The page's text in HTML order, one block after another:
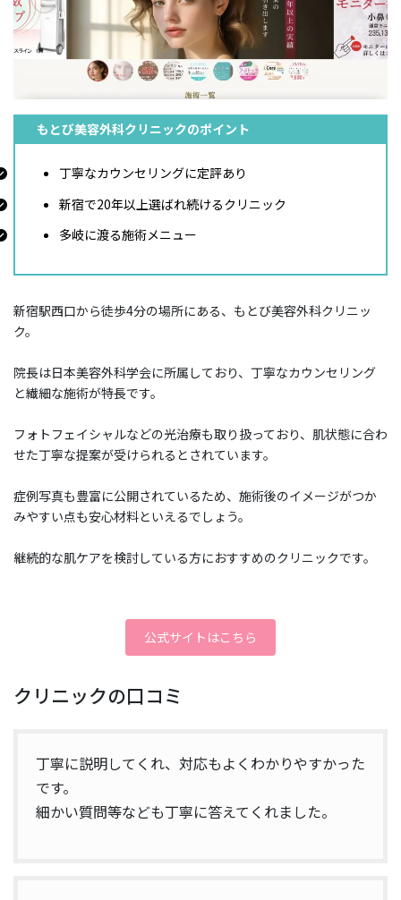
もとび美容外科クリニックのポイント
丁寧なカウンセリングに定評あり
新宿で20年以上選ばれ続けるクリニック
多岐に渡る施術メニュー
新宿駅西口から徒歩4分の場所にある、もとび美容外科クリニッ
ク。
院長は日本美容外科学会に所属しており、丁寧なカウンセリング
と繊細な施術が特長です。
フォトフェイシャルなどの光治療も取り扱っており、肌状態に合わ
せた丁寧な提案が受けられるとされています。
症例写真も豊富に公開されているため、施術後のイメージがつか
みやすい点も安心材料といえるでしょう。
継続的な肌ケアを検討している方におすすめのクリニックです。
公式サイトはこちら
クリニックの口コミ
丁寧に説明してくれ、対応もよくわかりやすかった
です。
細かい質問等なども丁寧に答えてくれました。